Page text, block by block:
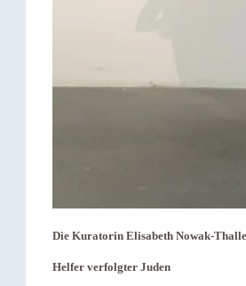
Die Kuratorin Elisabeth Nowak-
Helfer verfolgter Juden